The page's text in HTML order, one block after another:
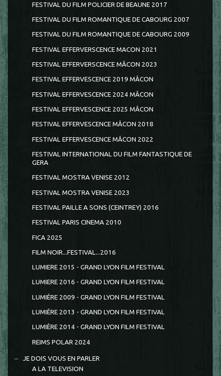
FESTIVAL DU FILM POLICIER DE BEAUNE 2017
FESTIVAL DU FILM ROMANTIQUE DE CABOURG 2007
FESTIVAL DU FILM ROMANTIQUE DE CABOURG 2009
FESTIVAL EFFERVERSCENCE MACON 2021
FESTIVAL EFFERVERSCENCE MÂCON 2023
FESTIVAL EFFERVESCENCE 2019 MÂCON
FESTIVAL EFFERVESCENCE 2024 MÂCON
FESTIVAL EFFERVESCENCE 2025 MÂCON
FESTIVAL EFFERVESCENCE MÂCON 2018
FESTIVAL EFFERVESCENCE MÂCON 2022
FESTIVAL INTERNATIONAL DU FILM FANTASTIQUE DE
GERA
FESTIVAL MOSTRA VENISE 2012
FESTIVAL MOSTRA VENISE 2023
FESTIVAL PAILLE A SONS (CEINTREY) 2016
FESTIVAL PARIS CINEMA 2010
FICA 2025
FILM NOIR...FESTIVAL...2016
LUMIERE 2015 - GRAND LYON FILM FESTIVAL
LUMIERE 2016 - GRAND LYON FILM FESTIVAL
LUMIÈRE 2009 - GRAND LYON FILM FESTIVAL
LUMIÈRE 2013 - GRAND LYON FILM FESTIVAL
LUMIÈRE 2014 - GRAND LYON FILM FESTIVAL
REIMS POLAR 2024
JE DOIS VOUS EN PARLER
A LA TELEVISION